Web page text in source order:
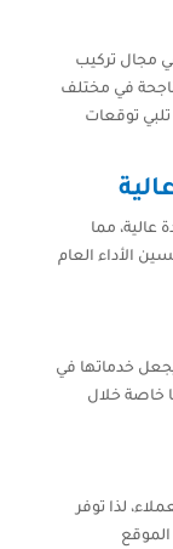
مجال تركيب
في مختلف
توقعات
عالية، مما
الأداء العام
خدماتها في
خاصة خلال
لذا توفر